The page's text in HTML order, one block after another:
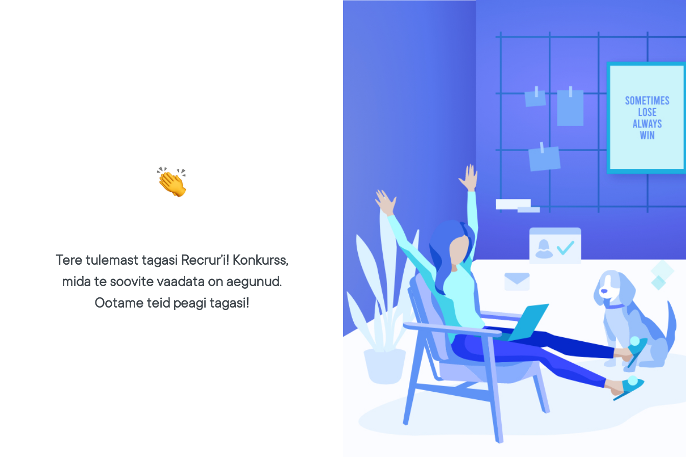
Tere tulemast tagasi Recrur’i! Konkurss,
mida te soovite vaadata on aegunud.
Ootame teid peagi tagasi!